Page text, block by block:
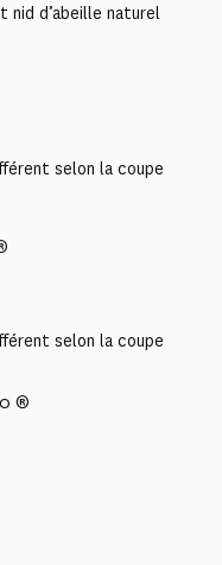
nid d’abeille naturel
selon la coupe
selon la coupe
®